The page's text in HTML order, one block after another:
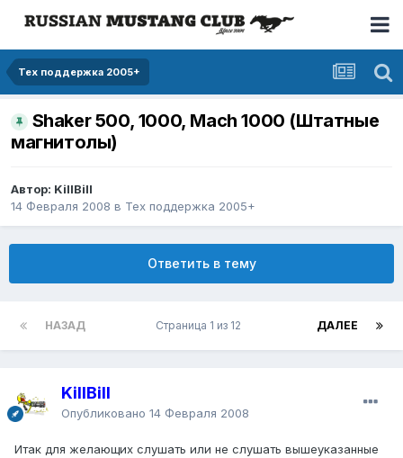
Тех поддержка 2005+
Shaker 500, 1000, Mach 1000 (Штатные
магнитолы)
Автор: KillBill
14 Февраля 2008 в Тех поддержка 2005+
Ответить в тему
НАЗАД ДАЛЕЕ
Страница 1 из 12
KillBill
Опубликовано 14 Февраля 2008
Итак для желающих слушать или не слушать вышеуказанные